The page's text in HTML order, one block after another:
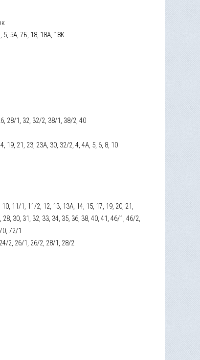
5, 5А, 7Б, 18, 18А, 18К
28/1, 32, 32/2, 38/1, 38/2, 40
19, 21, 23, 23А, 30, 32/2, 4, 4А, 5, 6, 8, 10
11/1, 11/2, 12, 13, 13А, 14, 15, 17, 19, 20, 21,
30, 31, 32, 33, 34, 35, 36, 38, 40, 41, 46/1, 46/2,
72/1
2, 26/1, 26/2, 28/1, 28/2